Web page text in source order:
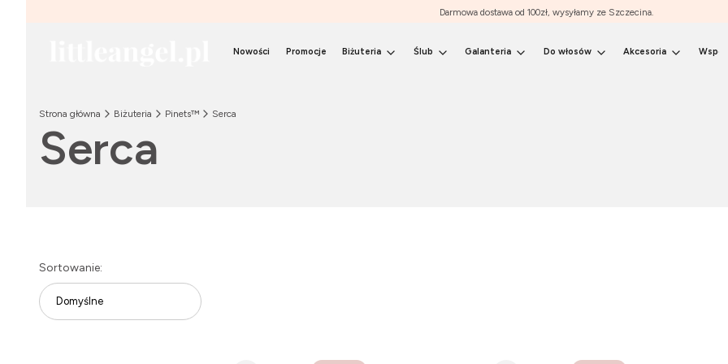
Darmowa dostawa od 100zł, wysyłamy ze Szczecina.
Nowości Promocje Biżuteria Ślub Galanteria Do włosów Akcesoria
Strona główna Biżuteria Pinets™ Serca
Serca
Lista produktów
Sortowanie:
Domyślne